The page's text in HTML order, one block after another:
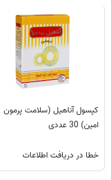
کپسول آناهیل (سلامت پرمون
امین) 30 عددی
خطا در دریافت اطلاعات